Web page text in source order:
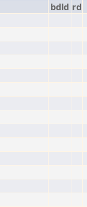
bdld rd